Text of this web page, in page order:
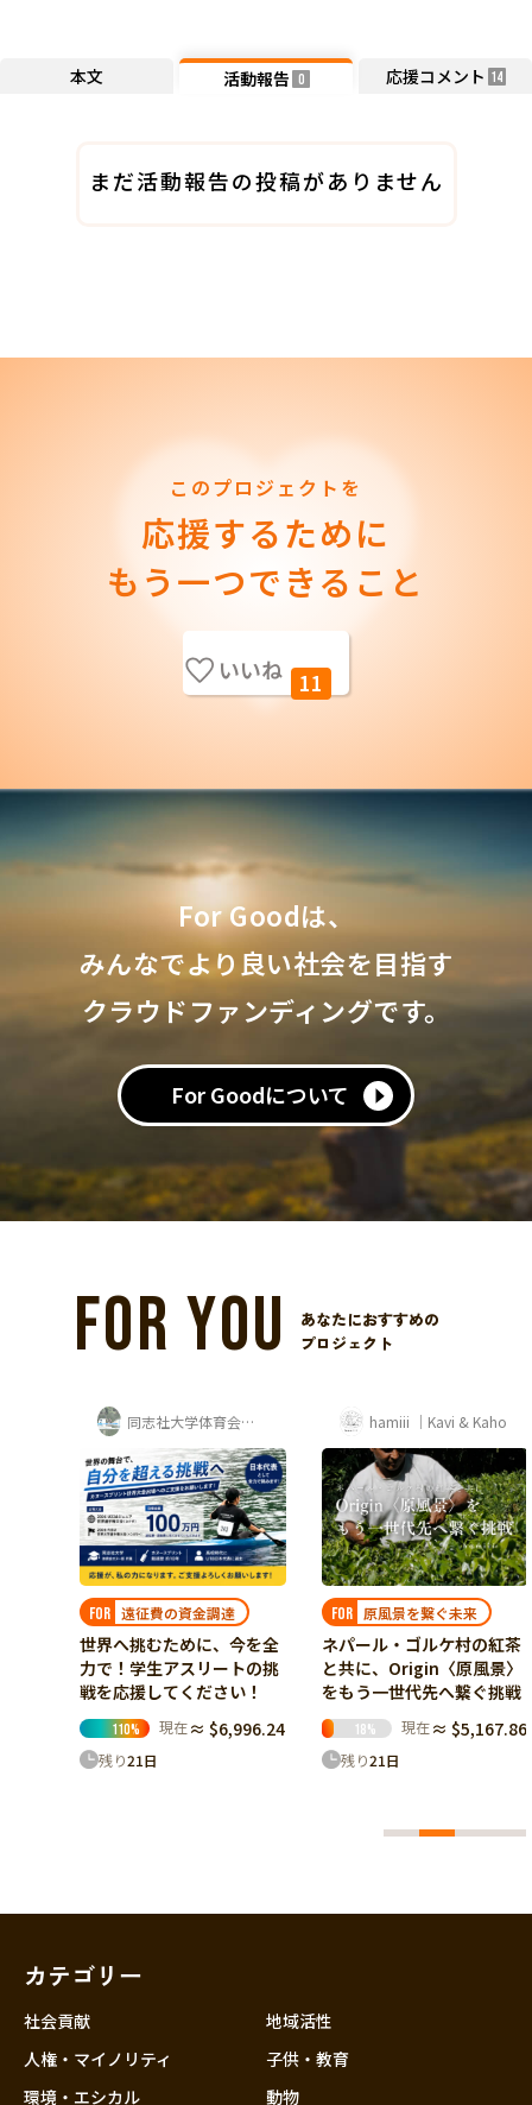
本文 活動報告 0 応援コメント 14
まだ活動報告の投稿がありません
このプロジェクトを
応援するために
もう一つできること
いいね 11
For Goodは、
みんなでより良い社会を目指す
クラウドファンディングです。
For Goodについて
FOR YOU
あなたにおすすめの
プロジェクト
hamiii ｜Kavi & Kaho
FOR 原風景を繋ぐ未来
ネパール・ゴルケ村の紅茶
と共に、Origin〈原風景〉
をもう一世代先へ繋ぐ挑戦
18% 現在 ≈ $5,167.86
残り21日
ワールドごきげんプロジェクト
FOR 輝く大人たちの夢叶
ワールドごきげんプロジェ
クト発足記念お祝い✨輝く
大人達のごきげんコンサー
ト✨
現在 ≈ $4,094.29
残り 日
カテゴリー
社会貢献
人権・マイノリティ
環境・エシカル
地域活性
子供・教育
動物